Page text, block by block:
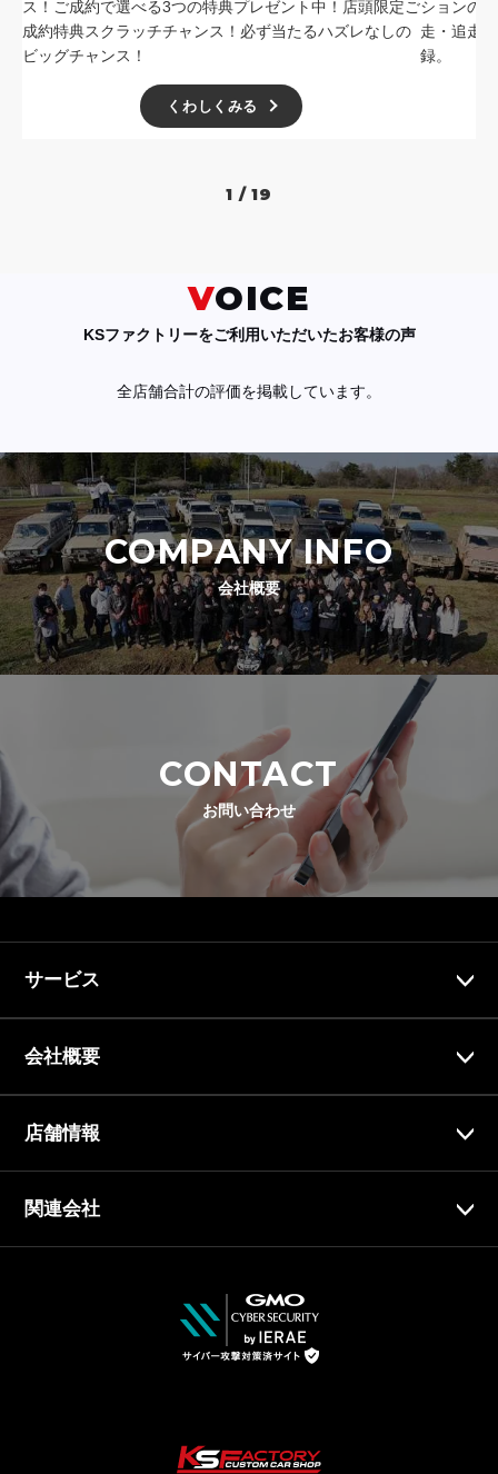
ス！ご成約で選べる3つの特典プレゼント中！店頭限定ご
成約特典スクラッチチャンス！必ず当たるハズレなしの
ビッグチャンス！
くわしくみる
ションの
走・追走
録。
1 / 19
VOICE
KSファクトリーをご利用いただいたお客様の声
全店舗合計の評価を掲載しています。
COMPANY INFO
会社概要
CONTACT
お問い合わせ
サービス
会社概要
店舗情報
関連会社